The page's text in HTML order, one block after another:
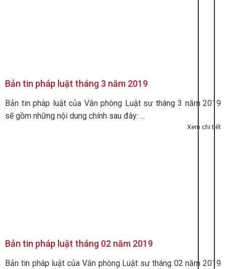
Bản tin pháp luật tháng 3 năm 2019
Bản tin pháp luật của Văn phòng Luật sư tháng 3 năm 2019
sẽ gồm những nội dung chính sau đây: ...
Xem chi tiết
Bản tin pháp luật tháng 02 năm 2019
Bản tin pháp luật của Văn phòng Luật sư tháng 02 năm 2019